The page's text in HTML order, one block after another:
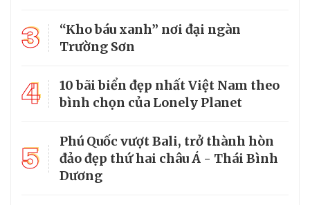
3
“Kho báu xanh” nơi đại ngàn
Trường Sơn
4
10 bãi biển đẹp nhất Việt Nam theo
bình chọn của Lonely Planet
5
Phú Quốc vượt Bali, trở thành hòn
đảo đẹp thứ hai châu Á - Thái Bình
Dương